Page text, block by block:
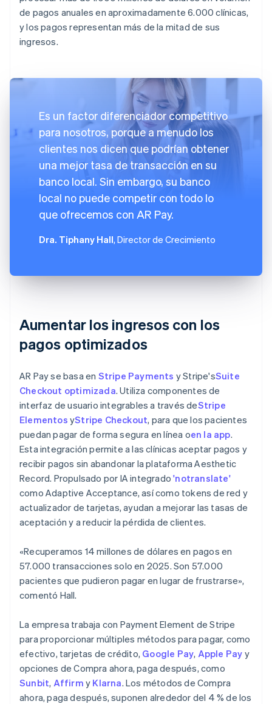
de pagos anuales en aproximadamente 6.000 clínicas,
y los pagos representan más de la mitad de sus
ingresos.
Es un factor diferenciador competitivo
para nosotros, porque a menudo los
clientes nos dicen que podrían obtener
una mejor tasa de transacción en su
banco local. Sin embargo, su banco
local no puede competir con todo lo
que ofrecemos con AR Pay.
Dra. Tiphany Hall, Director de Crecimiento
Aumentar los ingresos con los
pagos optimizados
AR Pay se basa en Stripe Payments y Stripe'sSuite
Checkout optimizada. Utiliza componentes de
interfaz de usuario integrables a través deStripe
Elementos yStripe Checkout, para que los pacientes
puedan pagar de forma segura en línea oen la app.
Esta integración permite a las clínicas aceptar pagos y
recibir pagos sin abandonar la plataforma Aesthetic
Record. Propulsado por IA integrado 'notranslate'
como Adaptive Acceptance, así como tokens de red y
actualizador de tarjetas, ayudan a mejorar las tasas de
aceptación y a reducir la pérdida de clientes.
«Recuperamos 14 millones de dólares en pagos en
57.000 transacciones solo en 2025. Son 57.000
pacientes que pudieron pagar en lugar de frustrarse»,
comentó Hall.
La empresa trabaja con Payment Element de Stripe
para proporcionar múltiples métodos para pagar, como
efectivo, tarjetas de crédito, Google Pay, Apple Pay y
opciones de Compra ahora, paga después, como
Sunbit, Affirm y Klarna. Los métodos de Compra
ahora, paga después, suponen alrededor del 4 % de los